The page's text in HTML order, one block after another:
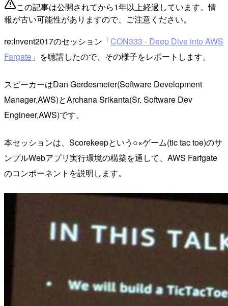
この記事は公開されてから1年以上経過しています。情
報が古い可能性がありますので、ご注意ください。
re:Invent2017のセッション「CON333 - Deep Dive into AWS
Fargate 」を聴講したので、その様子をレポートします。
スピーカーはDan Gerdesmeier(Software Development
Manager,AWS)とArchana Srikanta(Sr. Software Dev
Engineer,AWS)です。
本セッションは、Scorekeepという○×ゲーム(tic tac toe)のサ
ンプルWebアプリ実行環境の構築を通して、AWS Farfgate
のコンポーネントを説明します。